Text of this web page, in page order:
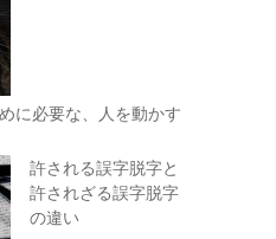
に必要な、人を動かす
許される誤字脱字と
許されざる誤字脱字
の違い